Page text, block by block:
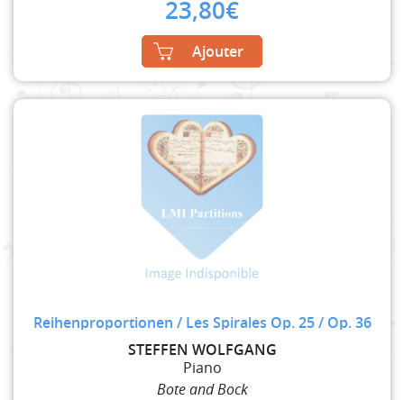
23,80€
Ajouter
Reihenproportionen / Les Spirales Op. 25 / Op. 36
STEFFEN WOLFGANG
Piano
Bote and Bock